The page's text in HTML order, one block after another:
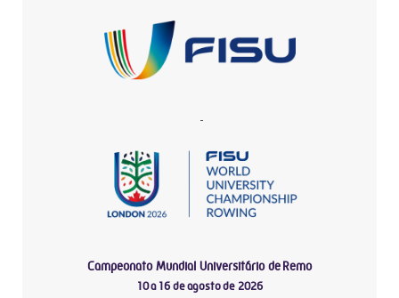
-
Campeonato Mundial Universitário de Remo
10 a 16 de agosto de 2026